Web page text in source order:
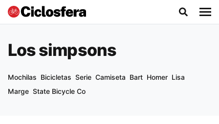
Los simpsons
Mochilas Bicicletas Serie Camiseta Bart Homer Lisa
Marge State Bicycle Co